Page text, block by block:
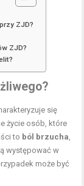
ZJD?
ZJD?
się
życie osób, które
to ból brzucha,
występować w
może być